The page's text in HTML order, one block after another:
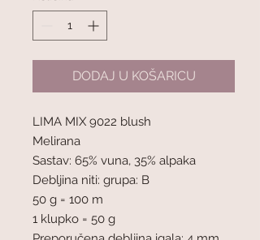
DODAJ U KOŠARICU
LIMA MIX 9022 blush
Melirana
Sastav: 65% vuna, 35% alpaka
Debljina niti: grupa: B
50 g = 100 m
1 klupko = 50 g